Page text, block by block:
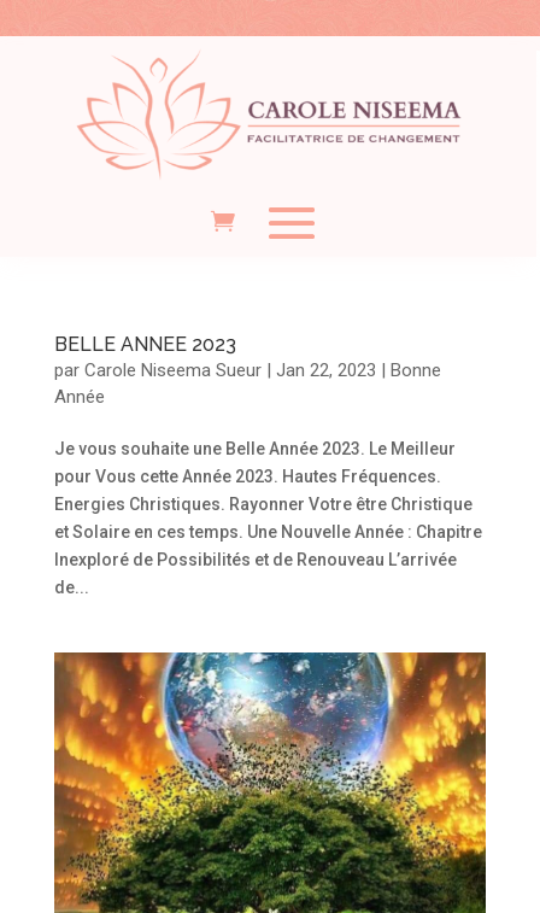
BELLE ANNEE 2023
par Carole Niseema Sueur| Jan 22, 2023
Bonne
Année
Je vous souhaite une Belle Année 2023. Le Meilleur
pour Vous cette Année 2023. Hautes Fréquences.
Energies Christiques. Rayonner Votre être Christique
et Solaire en ces temps. Une Nouvelle Année : Chapitre
Inexploré de Possibilités et de Renouveau L’arrivée
de...